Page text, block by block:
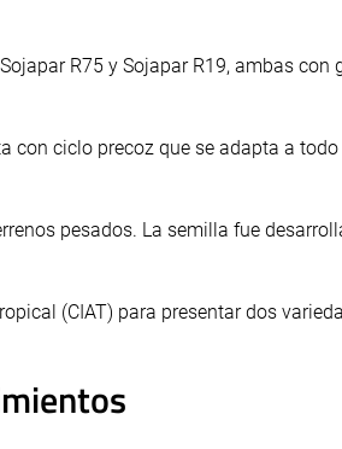
R75 y Sojapar R19, ambas con
con ciclo precoz que se adapta a
pesados. La semilla fue
(CIAT) para presentar dos